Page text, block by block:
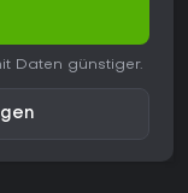
Daten günstiger.